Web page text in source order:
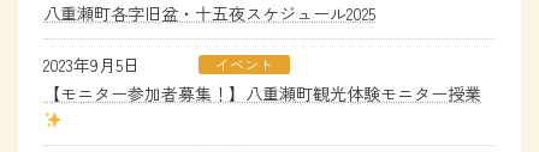
八重瀬町各字旧盆・十五夜スケジュール2025
2023年9月5日 イベント
【モニター参加者募集！】八重瀬町観光体験モニター授業